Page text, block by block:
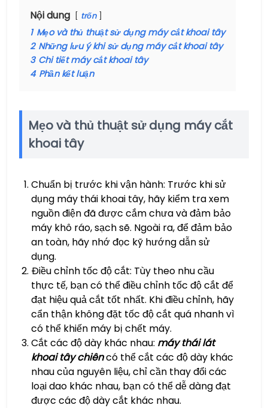
Nội dung trốn
1 Mẹo và thủ thuật sử dụng máy cắt khoai tây
2 Những lưu ý khi sử dụng máy cắt khoai tây
3 Chi tiết máy cắt khoai tây
4 Phần kết luận
Mẹo và thủ thuật sử dụng máy cắt
khoai tây
Chuẩn bị trước khi vận hành: Trước khi sử
dụng máy thái khoai tây, hãy kiểm tra xem
nguồn điện đã được cắm chưa và đảm bảo
máy khô ráo, sạch sẽ. Ngoài ra, để đảm bảo
an toàn, hãy nhớ đọc kỹ hướng dẫn sử
dụng.
Điều chỉnh tốc độ cắt: Tùy theo nhu cầu
thực tế, bạn có thể điều chỉnh tốc độ cắt để
đạt hiệu quả cắt tốt nhất. Khi điều chỉnh, hãy
cẩn thận không đặt tốc độ cắt quá nhanh vì
có thể khiến máy bị chết máy.
Cắt các độ dày khác nhau: máy thái lát
khoai tây chiêncó thể cắt các độ dày khác
nhau của nguyên liệu, chỉ cần thay đổi các
loại dao khác nhau, bạn có thể dễ dàng đạt
được các độ dày cắt khác nhau.